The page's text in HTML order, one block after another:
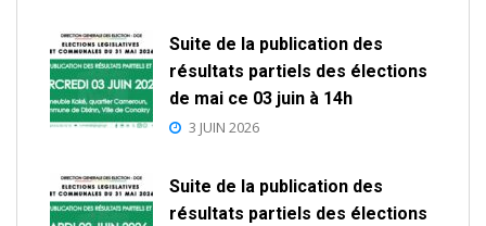
Suite de la publication des
résultats partiels des élections
de mai ce 03 juin à 14h
3 JUIN 2026
Suite de la publication des
résultats partiels des élections